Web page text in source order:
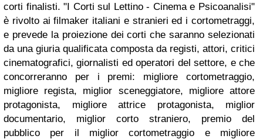
corti finalisti. "I Corti sul Lettino - Cinema e Psicoanalisi"
è rivolto ai filmaker italiani e stranieri ed i cortometraggi,
e prevede la proiezione dei corti che saranno selezionati
da una giuria qualificata composta da registi, attori, critici
cinematografici, giornalisti ed operatori del settore, e che
concorreranno per i premi: migliore cortometraggio,
migliore regista, miglior sceneggiatore, migliore attore
protagonista, migliore attrice protagonista, miglior
documentario, miglior corto straniero, premio del
pubblico per il miglior cortometraggio e migliore